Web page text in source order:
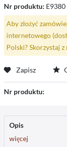
Nr produktu: E9380
Aby złożyć
internetowego
Polski? Skorzystaj z
Zapisz
Nr produktu:
Opis
więcej